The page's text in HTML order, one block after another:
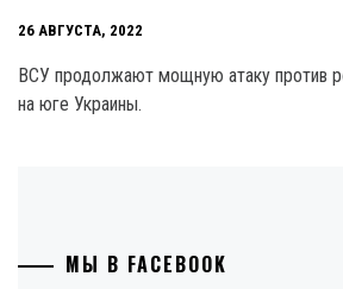
26 АВГУСТА, 2022
ВСУ продолжают мощную атаку против
на юге Украины.
МЫ В FACEBOOK